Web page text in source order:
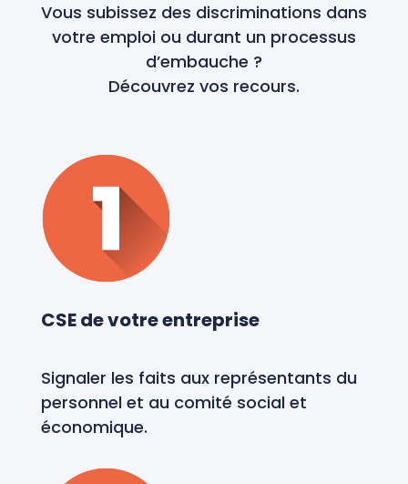
Vous subissez des discriminations dans
votre emploi ou durant un processus
d’embauche ?
Découvrez vos recours.
CSE de votre entreprise
Signaler les faits aux représentants du
personnel et au comité social et
économique.